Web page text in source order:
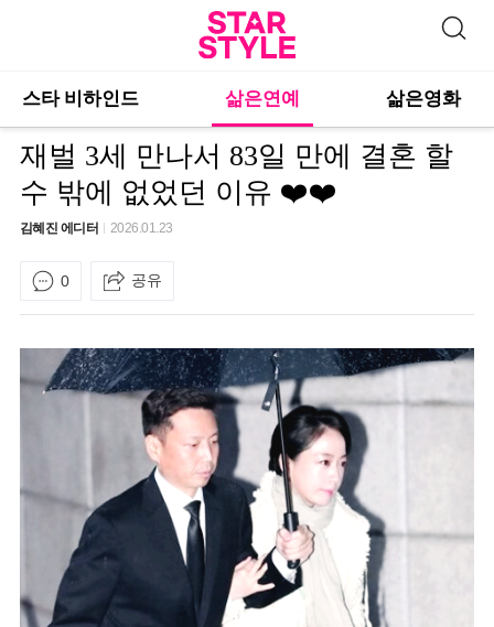
스타 비하인드 삶은연예 삶은영화
재벌 3세 만나서 83일 만에 결혼 할
수 밖에 없었던 이유 ❤️❤️
김혜진 에디터 2026.01.23
0 공유